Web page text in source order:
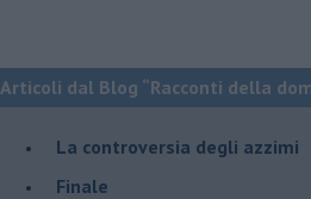
Articoli dal Blog “Racconti della
La controversia degli azzimi
Finale